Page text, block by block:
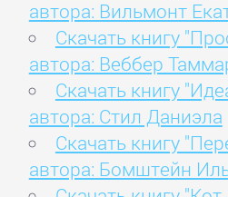
автора: Вильмонт
Скачать книгу
автора: Веббер
Скачать книгу
автора: Стил Даниэла
Скачать книгу
автора: Бомштейн